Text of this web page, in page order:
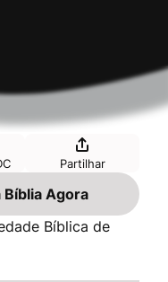
Partilhar
Agora
Bíblica de